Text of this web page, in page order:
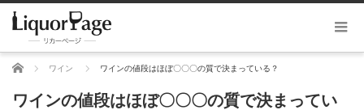
ホーム ワイン ワインの値段はほぼ〇〇〇の質で決まっている？
ワインの値段はほぼ〇〇〇の質で決まってい